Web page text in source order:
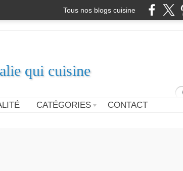
Tous nos blogs cuisine
qui cuisine
CATÉGORIES CONTACT